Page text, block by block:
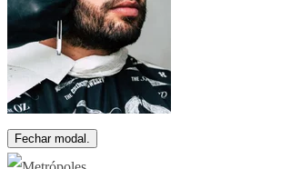
Fechar modal.